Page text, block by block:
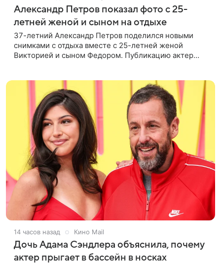
Александр Петров показал фото с 25-
летней женой и сыном на отдыхе
37-летний Александр Петров поделился новыми
снимками с отдыха вместе с 25-летней женой
Викторией и сыном Федором. Публикацию актер
14 часов назад Кино Mail
Дочь Адама Сэндлера объяснила, почему
актер прыгает в бассейн в носках